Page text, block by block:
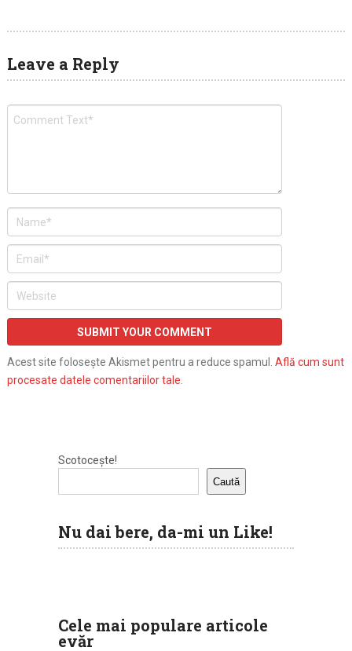
Leave a Reply
Acest site folosește Akismet pentru a reduce spamul. Află cum sunt
procesate datele comentariilor tale
Scotocește!
Caută
Nu dai bere, da-mi un Like!
Cele mai populare articole
evăr